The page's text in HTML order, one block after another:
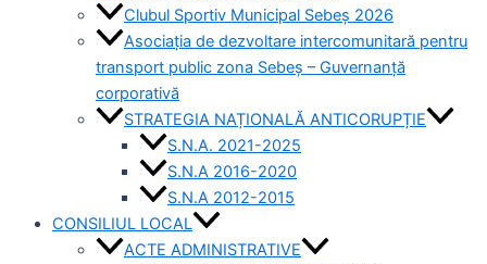
Clubul Sportiv Municipal Sebeș 2026
Asociația de dezvoltare intercomunitară pentru
transport public zona Sebeș – Guvernanță
corporativă
STRATEGIA NAȚIONALĂ ANTICORUPȚIE
S.N.A. 2021-2025
S.N.A 2016-2020
S.N.A 2012-2015
CONSILIUL LOCAL
ACTE ADMINISTRATIVE